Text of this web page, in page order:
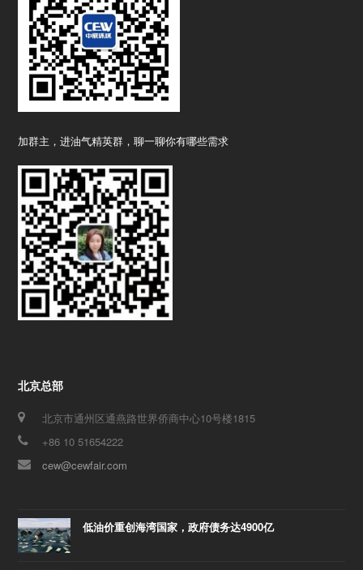
加群主，进油气精英群，聊一聊你有哪些需求
北京总部
北京市通州区通燕路世界侨商中心10号楼1815
+86 10 51654222
cew@cewfair.com
低油价重创海湾国家，政府债务达4900亿